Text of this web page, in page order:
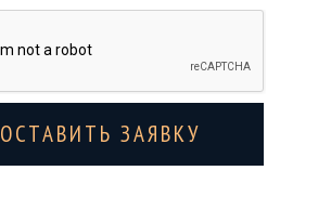
ОСТАВИТЬ ЗАЯВКУ